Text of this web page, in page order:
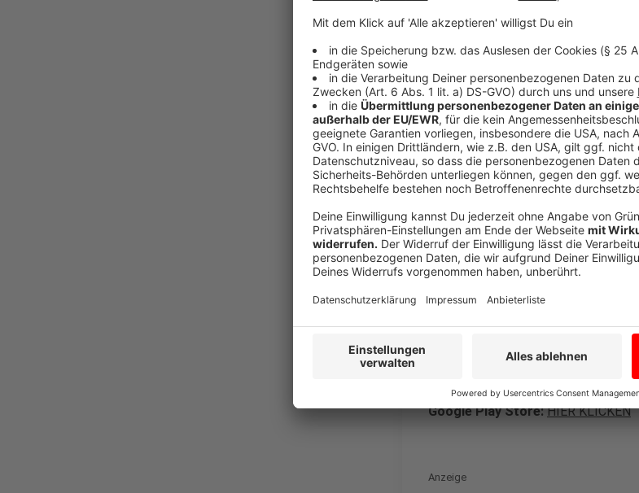
Ausrollen der App dauert
Anzeige
Das landesweite Ausrollen der
Monate. Anlass für das digitale
der Hochwasserkatastrophe waren
Starkregen und die Wasserfluten
Anzeige
Hier könnt ihr die App
Google Play Store:HIER KLICKEN
Anzeige